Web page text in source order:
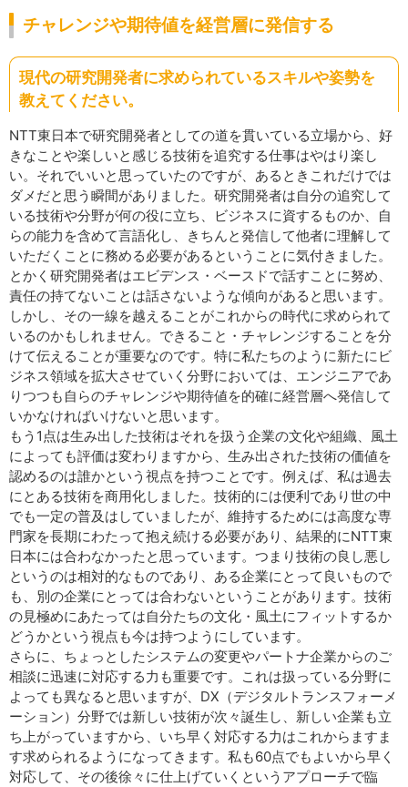
チャレンジや期待値を経営層に発信する
現代の研究開発者に求められているスキルや姿勢を
教えてください。
NTT東日本で研究開発者としての道を貫いている立場から、好
きなことや楽しいと感じる技術を追究する仕事はやはり楽し
い。それでいいと思っていたのですが、あるときこれだけでは
ダメだと思う瞬間がありました。研究開発者は自分の追究して
いる技術や分野が何の役に立ち、ビジネスに資するものか、自
らの能力を含めて言語化し、きちんと発信して他者に理解して
いただくことに務める必要があるということに気付きました。
とかく研究開発者はエビデンス・ベースドで話すことに努め、
責任の持てないことは話さないような傾向があると思います。
しかし、その一線を越えることがこれからの時代に求められて
いるのかもしれません。できること・チャレンジすることを分
けて伝えることが重要なのです。特に私たちのように新たにビ
ジネス領域を拡大させていく分野においては、エンジニアであ
りつつも自らのチャレンジや期待値を的確に経営層へ発信して
いかなければいけないと思います。
もう1点は生み出した技術はそれを扱う企業の文化や組織、風土
によっても評価は変わりますから、生み出された技術の価値を
認めるのは誰かという視点を持つことです。例えば、私は過去
にとある技術を商用化しました。技術的には便利であり世の中
でも一定の普及はしていましたが、維持するためには高度な専
門家を長期にわたって抱え続ける必要があり、結果的にNTT東
日本には合わなかったと思っています。つまり技術の良し悪し
というのは相対的なものであり、ある企業にとって良いもので
も、別の企業にとっては合わないということがあります。技術
の見極めにあたっては自分たちの文化・風土にフィットするか
どうかという視点も今は持つようにしています。
さらに、ちょっとしたシステムの変更やパートナ企業からのご
相談に迅速に対応する力も重要です。これは扱っている分野に
よっても異なると思いますが、DX（デジタルトランスフォーメ
ーション）分野では新しい技術が次々誕生し、新しい企業も立
ち上がっていますから、いち早く対応する力はこれからますま
す求められるようになってきます。私も60点でもよいから早く
対応して、その後徐々に仕上げていくというアプローチで臨